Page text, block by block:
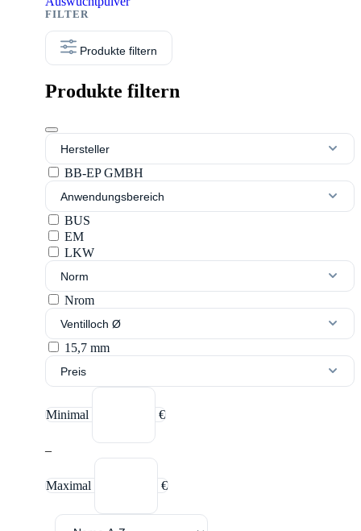
Produkte filtern
Produkte filtern
Hersteller
BB-EP GMBH
Anwendungsbereich
BUS
EM
LKW
Norm
Nrom
Ventilloch Ø
15,7 mm
Preis
Minimal €
–
Maximal €